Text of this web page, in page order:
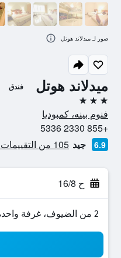
ميدلاند هوتل فندق
3 نجوم
فنوم بينه، كمبوديا
+855 2330 5336
6.9 جيد 105 من التقييمات تم التحقق منها
ح 16/8
2 من الضيوف، غرفة واحدة
صور لـ ميدلاند هوتل